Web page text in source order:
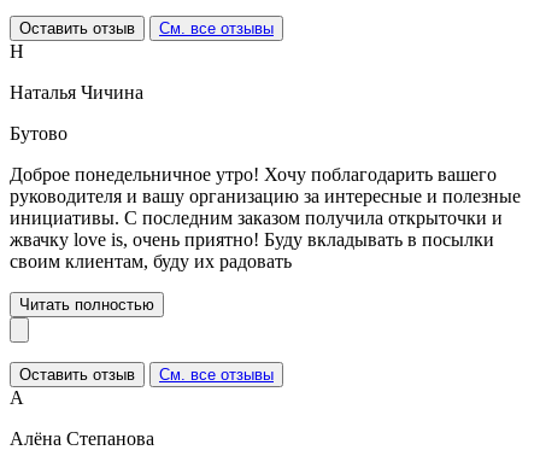
Оставить отзыв См. все отзывы
Н
Наталья Чичина
Бутово
Доброе понедельничное утро! Хочу поблагодарить вашего
руководителя и вашу организацию за интересные и полезные
инициативы. С последним заказом получила открыточки и
жвачку love is, очень приятно! Буду вкладывать в посылки
своим клиентам, буду их радовать
Читать полностью
Оставить отзыв См. все отзывы
А
Алёна Степанова